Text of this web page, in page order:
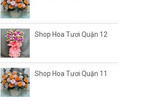
Shop Hoa Tươi Quận 12
Shop Hoa Tươi Quận 11